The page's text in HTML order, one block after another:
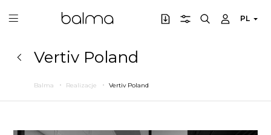
PL
Vertiv Poland
Balma Realizacje Vertiv Poland